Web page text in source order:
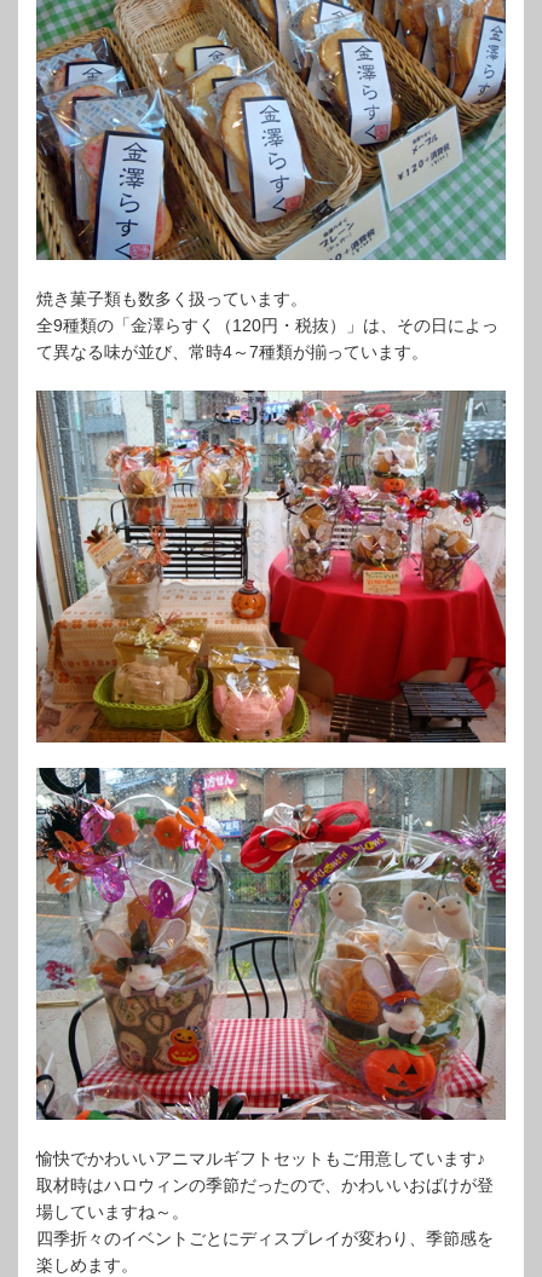
焼き菓子類も数多く扱っています。
全9種類の「金澤らすく（120円・税抜）」は、その日によっ
て異なる味が並び、常時4～7種類が揃っています。
愉快でかわいいアニマルギフトセットもご用意しています♪
取材時はハロウィンの季節だったので、かわいいおばけが登
場していますね～。
四季折々のイベントごとにディスプレイが変わり、季節感を
楽しめます。